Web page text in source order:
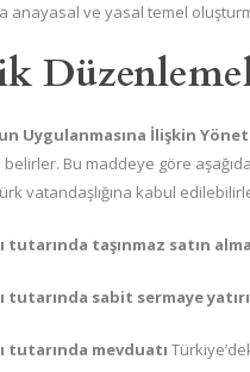
anayasal ve yasal temel
Uygulanmasına İlişkin
belirler. Bu maddeye göre
vatandaşlığına kabul
tutarında taşınmaz satın
tutarında sabit sermaye
tutarında mevduatı